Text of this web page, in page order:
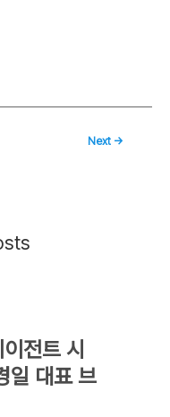
Next →
전트 시
일 대표 브